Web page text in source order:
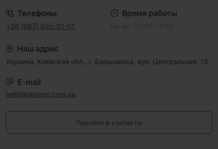
Телефоны:
+38 (067) 605-01-01
Время работы
Наш адрес
Украина, Киевская обл., г. Барышевка, вул. Центральная, 19
E-mail
hello@skinpro.com.ua
Перейти в контакты